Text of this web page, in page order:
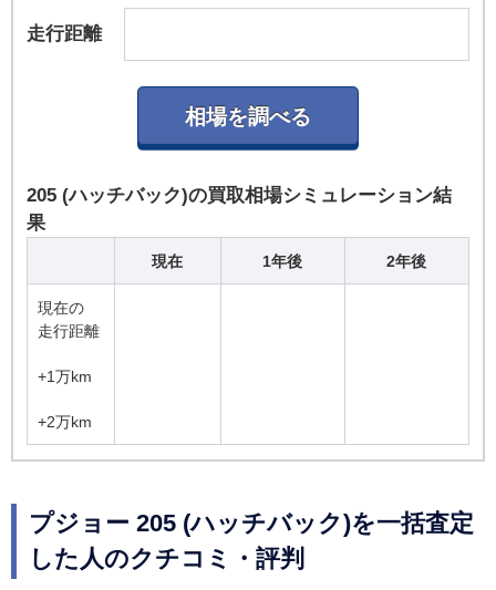
走行距離
205 (ハッチバック)の買取相場シミュレーション結
果
現在 1年後 2年後
現在の
走行距離
+1万km
+2万km
プジョー 205 (ハッチバック)を一括査定
した人のクチコミ・評判